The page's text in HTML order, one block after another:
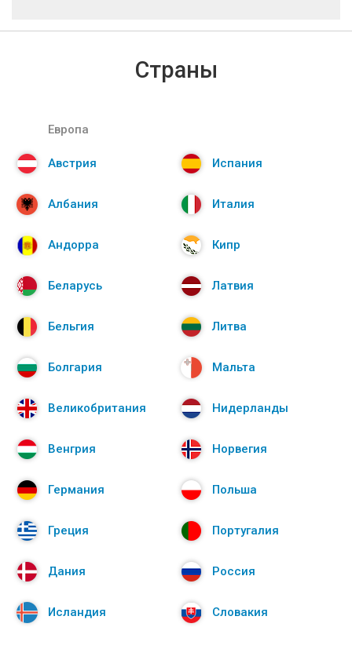
Страны
Европа
Австрия
Албания
Андорра
Беларусь
Бельгия
Болгария
Великобритания
Венгрия
Германия
Греция
Дания
Исландия
Испания
Италия
Кипр
Латвия
Литва
Мальта
Нидерланды
Норвегия
Польша
Португалия
Россия
Словакия